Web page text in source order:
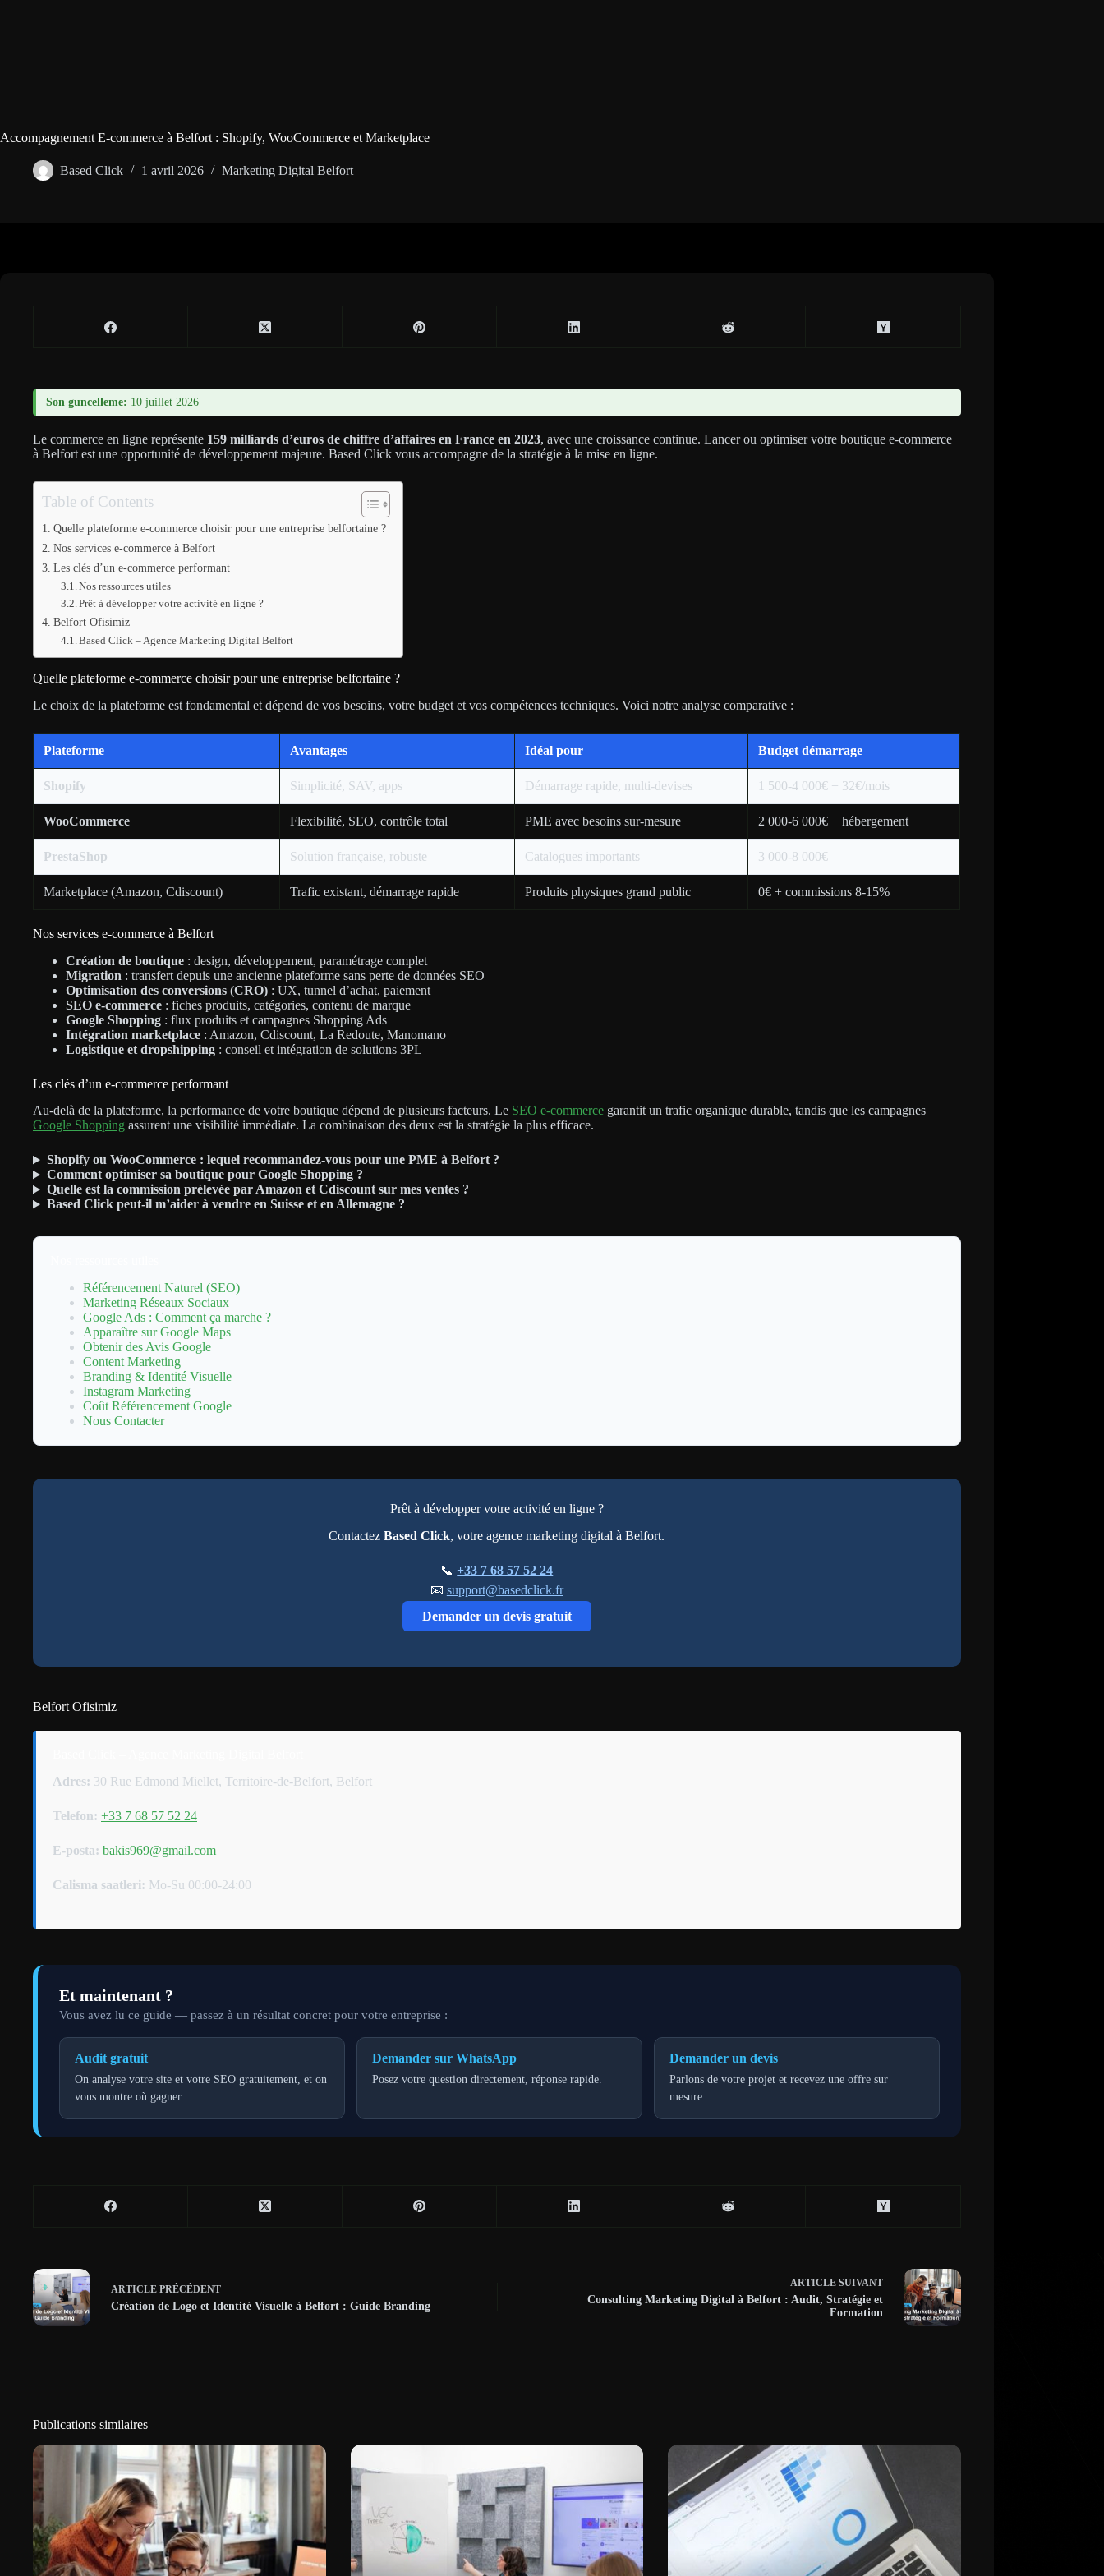
Accompagnement E-commerce à Belfort : Shopify, WooCommerce et Marketplace
Based Click 1 avril 2026 Marketing Digital Belfort
Son guncelleme: 10 juillet 2026
Le commerce en ligne représente 159 milliards d’euros de chiffre d’affaires en France en 2023, avec une croissance continue. Lancer ou optimiser votre boutique e-commerce
à Belfort est une opportunité de développement majeure. Based Click vous accompagne de la stratégie à la mise en ligne.
Table of Contents
Quelle plateforme e-commerce choisir pour une entreprise belfortaine ?
Nos services e-commerce à Belfort
Les clés d’un e-commerce performant
Nos ressources utiles
Prêt à développer votre activité en ligne ?
Belfort Ofisimiz
Based Click – Agence Marketing Digital Belfort
Quelle plateforme e-commerce choisir pour une entreprise belfortaine ?
Le choix de la plateforme est fondamental et dépend de vos besoins, votre budget et vos compétences techniques. Voici notre analyse comparative :
Plateforme Avantages Idéal pour Budget démarrage
Shopify Simplicité, SAV, apps Démarrage rapide, multi-devises 1 500-4 000€ + 32€/mois
WooCommerce Flexibilité, SEO, contrôle total PME avec besoins sur-mesure 2 000-6 000€ + hébergement
PrestaShop Solution française, robuste Catalogues importants 3 000-8 000€
Marketplace (Amazon, Cdiscount) Trafic existant, démarrage rapide Produits physiques grand public 0€ + commissions 8-15%
Nos services e-commerce à Belfort
Création de boutique : design, développement, paramétrage complet
Migration : transfert depuis une ancienne plateforme sans perte de données SEO
Optimisation des conversions (CRO) : UX, tunnel d’achat, paiement
SEO e-commerce : fiches produits, catégories, contenu de marque
Google Shopping : flux produits et campagnes Shopping Ads
Intégration marketplace : Amazon, Cdiscount, La Redoute, Manomano
Logistique et dropshipping : conseil et intégration de solutions 3PL
Les clés d’un e-commerce performant
Au-delà de la plateforme, la performance de votre boutique dépend de plusieurs facteurs. Le SEO e-commerce garantit un trafic organique durable, tandis que les campagnes
Google Shopping assurent une visibilité immédiate. La combinaison des deux est la stratégie la plus efficace.
Shopify ou WooCommerce : lequel recommandez-vous pour une PME à Belfort ?
Comment optimiser sa boutique pour Google Shopping ?
Quelle est la commission prélevée par Amazon et Cdiscount sur mes ventes ?
Based Click peut-il m’aider à vendre en Suisse et en Allemagne ?
Référencement Naturel (SEO)
Marketing Réseaux Sociaux
Google Ads : Comment ça marche ?
Apparaître sur Google Maps
Obtenir des Avis Google
Content Marketing
Branding & Identité Visuelle
Instagram Marketing
Coût Référencement Google
Nous Contacter
Prêt à développer votre activité en ligne ?
ContactezBased Click, votre agence marketing digital à Belfort.
📞+33 7 68 57 52 24
📧 support@basedclick.fr
Demander un devis gratuit
Belfort Ofisimiz
Adres: 30 Rue Edmond Miellet, Territoire-de-Belfort, Belfort
Telefon: +33 7 68 57 52 24
E-posta: bakis969@gmail.com
Calisma saatleri: Mo-Su 00:00-24:00
Et maintenant ?
Vous avez lu ce guide — passez à un résultat concret pour votre entreprise :
Audit gratuit
On analyse votre site et votre SEO gratuitement, et on
vous montre où gagner.
Demander sur WhatsApp
Posez votre question directement, réponse rapide.
Demander un devis
Parlons de votre projet et recevez une offre sur
mesure.
ARTICLE PRÉCÉDENT
Création de Logo et Identité Visuelle à Belfort : Guide Branding
ARTICLESUIVANT
Consulting Marketing Digital à Belfort : Audit, Stratégie et
Formation
Publications similaires